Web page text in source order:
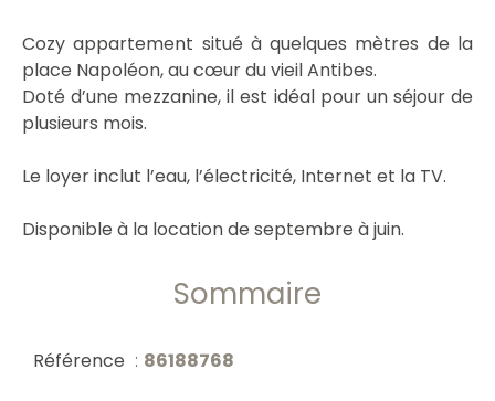
Cozy appartement situé à quelques mètres de la
place Napoléon, au cœur du vieil Antibes.
Doté d’une mezzanine, il est idéal pour un séjour de
plusieurs mois.
Le loyer inclut l’eau, l’électricité, Internet et la TV.
Disponible à la location de septembre à juin.
Sommaire
Référence 86188768